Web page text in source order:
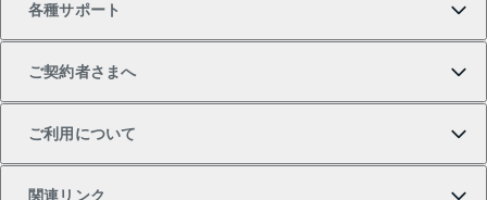
一棟リノベーションマンション L`GENTE（ルジェン
テ）
投資用一棟レジデンスWELL SQUARE（ウェルスクエ
ア）
各種サポート
ご契約者さまへ
ご利用について
関連リンク